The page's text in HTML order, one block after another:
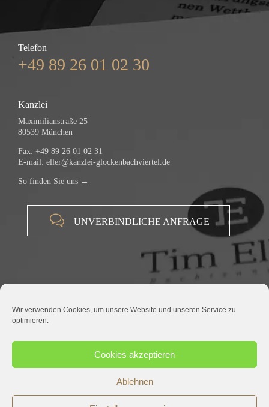
Wir verwenden Cookies, um unsere Website und unseren Service zu
optimieren.
Cookies akzeptieren
Ablehnen
Telefon
+49 89 26 01 02 30
Kanzlei
Maximilianstraße 25
80539 München
Fax: +49 89 26 01 02 31
E-mail: eller@kanzlei-glockenbachviertel.de
So finden Sie uns →
 UNVERBINDLICHE ANFRAGE
© 2015 RECHTSANWALT TIM ELLER |IMPRESSUM